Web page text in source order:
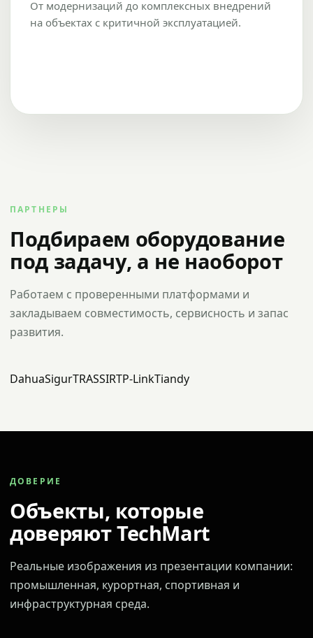
От модернизаций до комплексных внедрений
на объектах с критичной эксплуатацией.
ПАРТНЕРЫ
Подбираем оборудование
под задачу, а не наоборот
Работаем с проверенными платформами и
закладываем совместимость, сервисность и запас
развития.
DahuaSigurTRASSIRTP-LinkTiandy
ДОВЕРИЕ
Объекты, которые
доверяют TechMart
Реальные изображения из презентации компании:
промышленная, курортная, спортивная и
инфраструктурная среда.